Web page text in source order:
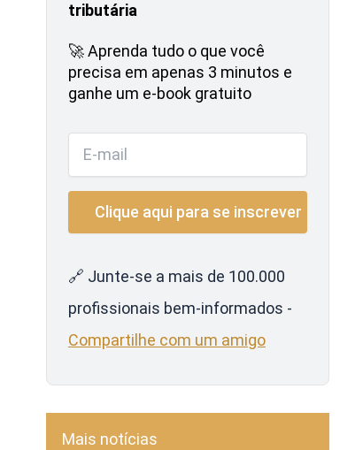
tributária
🚀 Aprenda tudo o que você
precisa em apenas 3 minutos e
ganhe um e-book gratuito
🔗 Junte-se a mais de 100.000
profissionais bem-informados -
Compartilhe com um amigo
Mais notícias